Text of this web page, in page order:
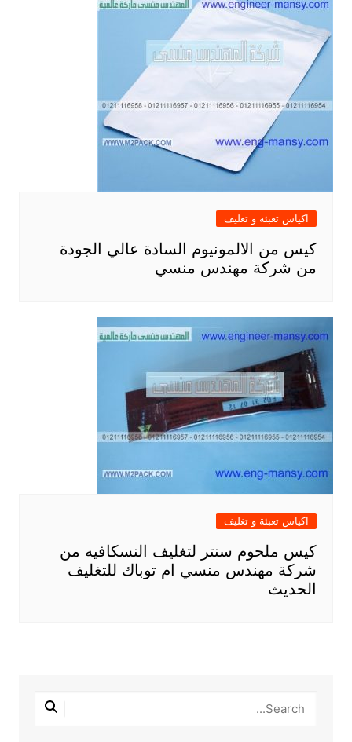
اكياس تعبئة و تغليف
كيس من الالمونيوم السادة عالي الجودة
من شركة مهندس منسي
اكياس تعبئة و تغليف
كيس ملحوم سنتر لتغليف النسكافيه من
شركة مهندس منسي ام توباك للتغليف
الحديث